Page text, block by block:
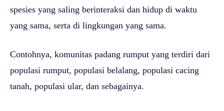
spesies yang saling berinteraksi dan hidup di waktu
yang sama, serta di lingkungan yang sama.
Contohnya, komunitas padang rumput yang terdiri dari
populasi rumput, populasi belalang, populasi cacing
tanah, populasi ular, dan sebagainya.